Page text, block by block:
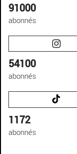
91000
abonnés
54100
abonnés
1172
abonnés